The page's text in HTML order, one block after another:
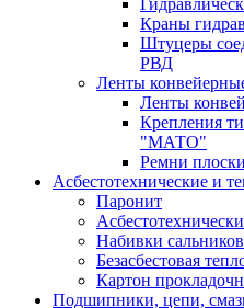
Краны
Штуцеры
РВД
Ленты
Ленты
Крепления
"МАТО"
Ремни
Асбестотехнические и
Паронит
Набивки
Безасбестовая
Картон
Подшипники, цепи,